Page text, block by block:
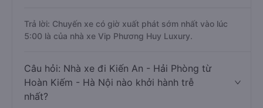
Trả lời: Chuyến xe có giờ xuất phát sớm nhất vào lúc
5:00 là của nhà xe Vip Phương Huy Luxury.
Câu hỏi: Nhà xe đi Kiến An - Hải Phòng từ
Hoàn Kiếm - Hà Nội nào khởi hành trễ
nhất?